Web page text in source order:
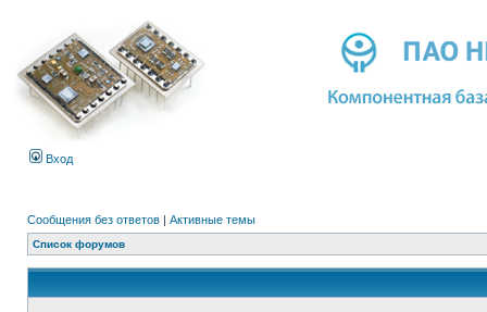
Вход
Сообщения без ответов | Активные темы
Список форумов